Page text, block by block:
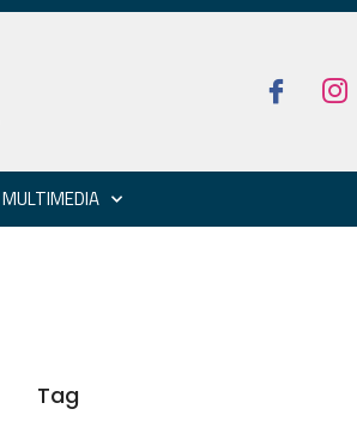
MULTIMEDIA
Tag